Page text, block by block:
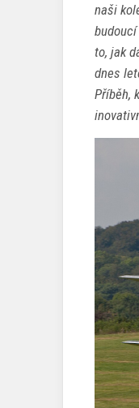
naši
to, jak
dnes
Příběh,